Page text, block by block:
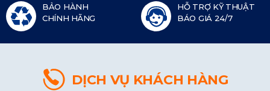
BẢO HÀNH
CHÍNH HÃNG
HỖ TRỢ KỸ THUẬT
BÁO GIÁ 24/7
DỊCH VỤ KHÁCH HÀNG